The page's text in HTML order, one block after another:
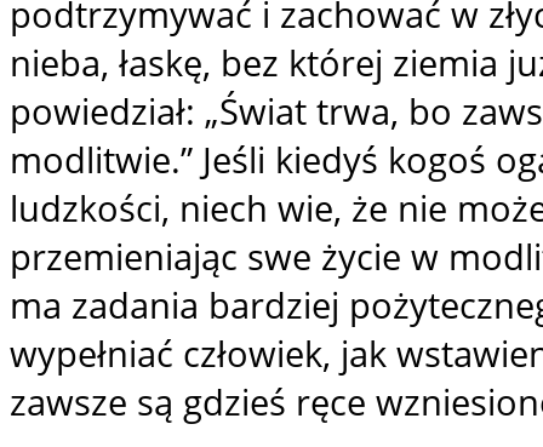
podtrzymywać i zachować w
nieba, łaskę, bez której ziemia
powiedział: „Świat trwa, bo
modlitwie.” Jeśli kiedyś kogoś
ludzkości, niech wie, że nie
przemieniając swe życie w
ma zadania bardziej
wypełniać człowiek, jak
zawsze są gdzieś ręce